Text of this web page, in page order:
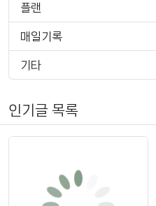
플랜
매일기록
기타
인기글 목록